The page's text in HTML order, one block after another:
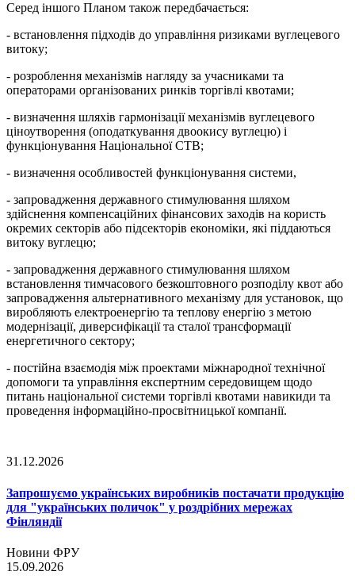
Серед іншого Планом також передбачається:
- встановлення підходів до управління ризиками вуглецевого
витоку;
- розроблення механізмів нагляду за учасниками та
операторами організованих ринків торгівлі квотами;
- визначення шляхів гармонізації механізмів вуглецевого
ціноутворення (оподаткування двоокису вуглецю) і
функціонування Національної СТВ;
- визначення особливостей функціонування системи,
- запровадження державного стимулювання шляхом
здійснення компенсаційних фінансових заходів на користь
окремих секторів або підсекторів економіки, які піддаються
витоку вуглецю;
- запровадження державного стимулювання шляхом
встановлення тимчасового безкоштовного розподілу квот або
запровадження альтернативного механізму для установок, що
виробляють електроенергію та теплову енергію з метою
модернізації, диверсифікації та сталої трансформації
енергетичного сектору;
- постійна взаємодія між проектами міжнародної технічної
допомоги та управління експертним середовищем щодо
питань національної системи торгівлі квотами навикиди та
проведення інформаційно-просвітницької компанії.
31.12.2026
Запрошуємо українських виробників постачати продукцію
для "українських поличок" у роздрібних мережах
Фінляндії
Новини ФРУ
15.09.2026